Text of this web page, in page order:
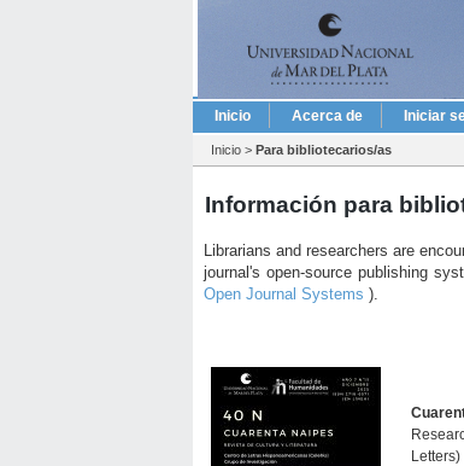
Inicio Acerca de Iniciar
Inicio > Para bibliotecarios/as
Información para
Librarians and researchers are
journal's open-source publishing
Open Journal Systems ).
Letters) ,